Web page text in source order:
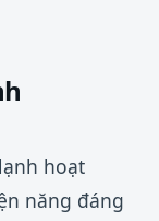
hoạt
năng đáng